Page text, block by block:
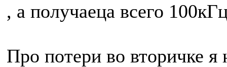
, а получаеца всего
Про потери во вторичке